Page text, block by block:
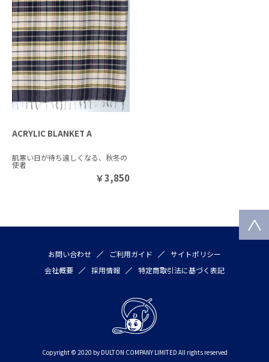
ACRYLIC BLANKET A
肌寒い日が待ち遠しくなる、秋冬の
使者
￥3,850
お問い合わせ ご利用ガイド
サイトポリシー
会社概要
採用情報 特定商取引法に基づく表記
Copyright © 2020 by DULTON COMPANY LIMITED All rights reserved